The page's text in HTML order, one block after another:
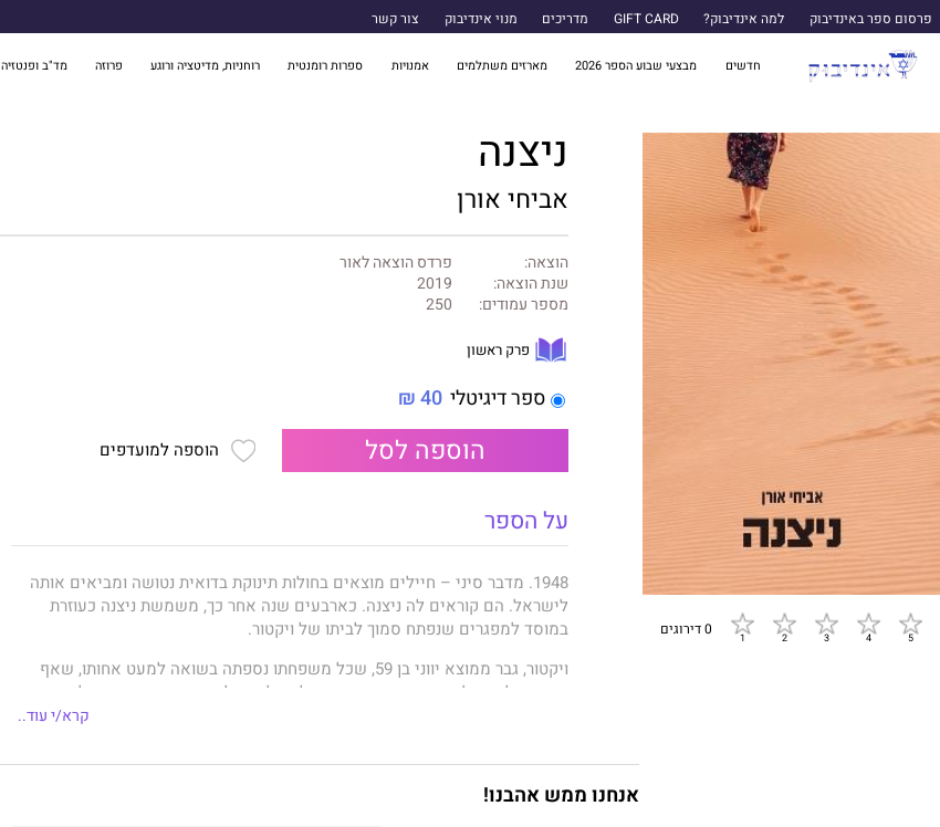
פרסום ספר באינדיבוק למה אינדיבוק? GIFT CARD מדריכים מנוי אינדיבוק צור קשר
חדשים מבצעי שבוע הספר 2026 מארזים משתלמים אמנויות ספרות רומנטית רוחניות, מדיטציה ורוגע פרוזה מד"ב ופנטזיה
0 דירוגים
ניצנה
אביחי אורן
הוצאה:
פרדס הוצאה לאור
שנת הוצאה:
2019
מספר עמודים:
250
פרק ראשון
ספר דיגיטלי 40 ₪
הוספה לסל הוספה למועדפים
על הספר
1948. מדבר סיני – חיילים מוצאים בחולות תינוקת בדואית נטושה ומביאים אותה
לישראל. הם קוראים לה ניצנה. כארבעים שנה אחר כך, משמשת ניצנה כעוזרת
במוסד למפגרים שנפתח סמוך לביתו של ויקטור.
ויקטור, גבר ממוצא יווני בן 59, שכל משפחתו נספתה בשואה למעט אחותו, שאף
במשך כל חייו להתערות בחברה הישראלית ולזכות ליציבות בה. הוא הפך לקצין
קרא/י עוד..
אנחנו ממש אהבנו!